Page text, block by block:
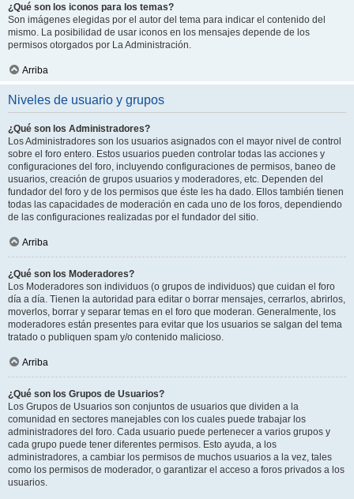
¿Qué son los iconos para los temas?
Son imágenes elegidas por el autor del tema para indicar el contenido del
mismo. La posibilidad de usar iconos en los mensajes depende de los
permisos otorgados por La Administración.
Arriba
Niveles de usuario y grupos
¿Qué son los Administradores?
Los Administradores son los usuarios asignados con el mayor nivel de control
sobre el foro entero. Estos usuarios pueden controlar todas las acciones y
configuraciones del foro, incluyendo configuraciones de permisos, baneo de
usuarios, creación de grupos usuarios y moderadores, etc. Dependen del
fundador del foro y de los permisos que éste les ha dado. Ellos también tienen
todas las capacidades de moderación en cada uno de los foros, dependiendo
de las configuraciones realizadas por el fundador del sitio.
Arriba
¿Qué son los Moderadores?
Los Moderadores son individuos (o grupos de individuos) que cuidan el foro
día a día. Tienen la autoridad para editar o borrar mensajes, cerrarlos, abrirlos,
moverlos, borrar y separar temas en el foro que moderan. Generalmente, los
moderadores están presentes para evitar que los usuarios se salgan del tema
tratado o publiquen spam y/o contenido malicioso.
Arriba
¿Qué son los Grupos de Usuarios?
Los Grupos de Usuarios son conjuntos de usuarios que dividen a la
comunidad en sectores manejables con los cuales puede trabajar los
administradores del foro. Cada usuario puede pertenecer a varios grupos y
cada grupo puede tener diferentes permisos. Esto ayuda, a los
administradores, a cambiar los permisos de muchos usuarios a la vez, tales
como los permisos de moderador, o garantizar el acceso a foros privados a los
usuarios.